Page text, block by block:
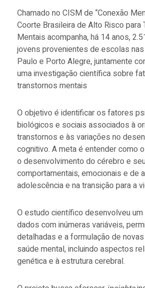
Chamado no CISM de “Conexão
Coorte Brasileira de Alto Risco para
Mentais acompanha, há 14 anos,
jovens provenientes de escolas
Paulo e Porto Alegre, juntamente
uma investigação científica sobre
transtornos mentais
O objetivo é identificar os fatores
biológicos e sociais associados à
transtornos e às variações no
cognitivo. A meta é entender como
o desenvolvimento do cérebro e
comportamentais, emocionais e de
adolescência e na transição para a
O estudo científico desenvolveu
dados com inúmeras variáveis,
detalhadas e a formulação de
saúde mental, incluindo aspectos
genética e à estrutura cerebral.